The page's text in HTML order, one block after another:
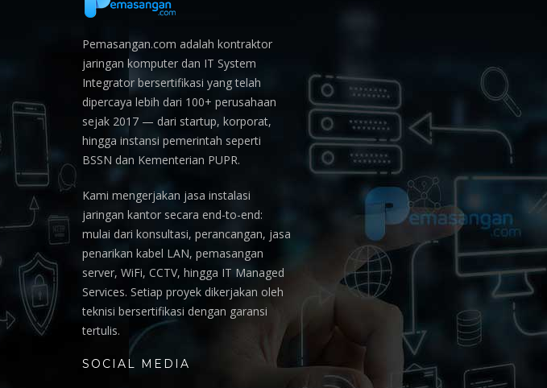
Pemasangan.com adalah kontraktor
jaringan komputer dan IT System
Integrator bersertifikasi yang telah
dipercaya lebih dari 100+ perusahaan
sejak 2017 — dari startup, korporat,
hingga instansi pemerintah seperti
BSSN dan Kementerian PUPR.
Kami mengerjakan jasa instalasi
jaringan kantor secara end-to-end:
mulai dari konsultasi, perancangan, jasa
penarikan kabel LAN, pemasangan
server, WiFi, CCTV, hingga IT Managed
Services. Setiap proyek dikerjakan oleh
teknisi bersertifikasi dengan garansi
tertulis.
SOCIAL MEDIA